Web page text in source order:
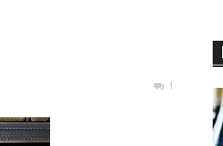
1